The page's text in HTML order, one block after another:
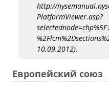
http://
PlatformViewer.asp?
10.09.2012).
Европейский союз